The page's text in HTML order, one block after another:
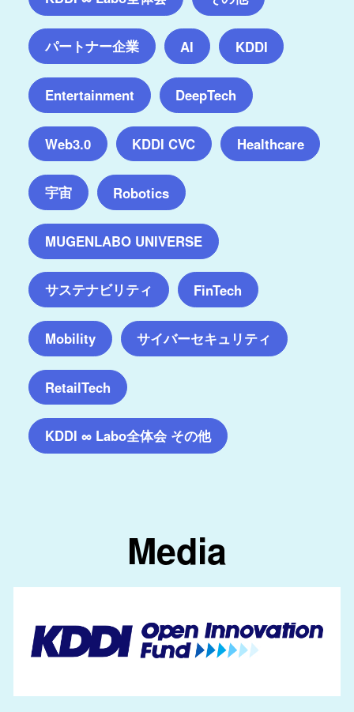
パートナー企業 AI KDDI
Entertainment DeepTech
Web3.0 KDDI CVC Healthcare
宇宙 Robotics
MUGENLABO UNIVERSE
サステナビリティ FinTech
Mobility サイバーセキュリティ
RetailTech
KDDI ∞ Labo全体会 その他
Media